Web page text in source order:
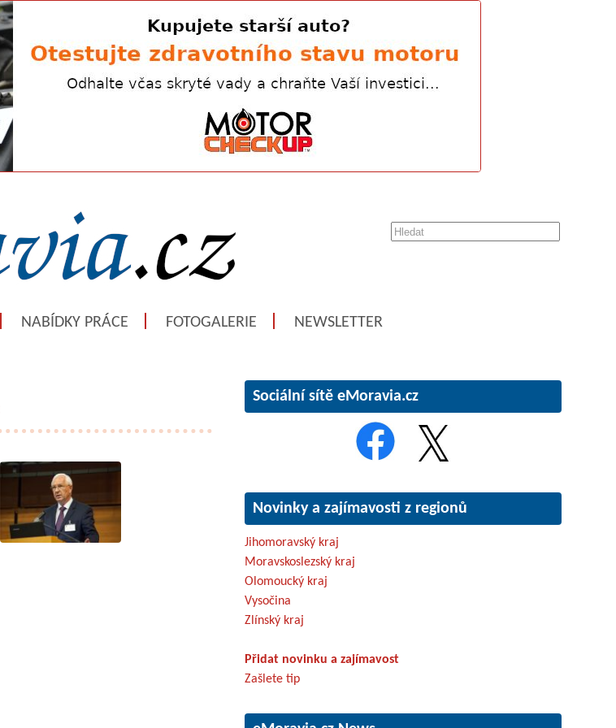
NABÍDKY PRÁCE FOTOGALERIE NEWSLETTER
Sociální sítě eMoravia.cz
Novinky a zajímavosti z regionů
Jihomoravský kraj
Moravskoslezský kraj
Olomoucký kraj
Vysočina
Zlínský kraj
Přidat novinku a zajímavost
Zašlete tip